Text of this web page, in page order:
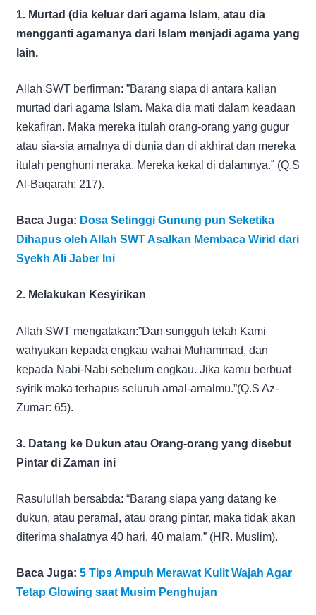
1. Murtad (dia keluar dari agama Islam, atau dia
mengganti agamanya dari Islam menjadi agama yang
lain.
Allah SWT berfirman: ”Barang siapa di antara kalian
murtad dari agama Islam. Maka dia mati dalam keadaan
kekafiran. Maka mereka itulah orang-orang yang gugur
atau sia-sia amalnya di dunia dan di akhirat dan mereka
itulah penghuni neraka. Mereka kekal di dalamnya.” (Q.S
Al-Baqarah: 217).
Baca Juga: Dosa Setinggi Gunung pun Seketika
Dihapus oleh Allah SWT Asalkan Membaca Wirid dari
Syekh Ali Jaber Ini
2. Melakukan Kesyirikan
Allah SWT mengatakan:”Dan sungguh telah Kami
wahyukan kepada engkau wahai Muhammad, dan
kepada Nabi-Nabi sebelum engkau. Jika kamu berbuat
syirik maka terhapus seluruh amal-amalmu.”(Q.S Az-
Zumar: 65).
3. Datang ke Dukun atau Orang-orang yang disebut
Pintar di Zaman ini
Rasulullah bersabda: “Barang siapa yang datang ke
dukun, atau peramal, atau orang pintar, maka tidak akan
diterima shalatnya 40 hari, 40 malam.” (HR. Muslim).
Baca Juga: 5 Tips Ampuh Merawat Kulit Wajah Agar
Tetap Glowing saat Musim Penghujan